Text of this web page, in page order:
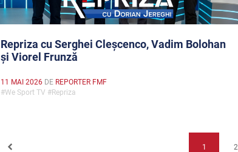
Repriza cu Serghei Cleșcenco, Vadim Bolohan
și Viorel Frunză
11 MAI 2026DE REPORTER FMF
#We Sport TV #Repriza
1 2